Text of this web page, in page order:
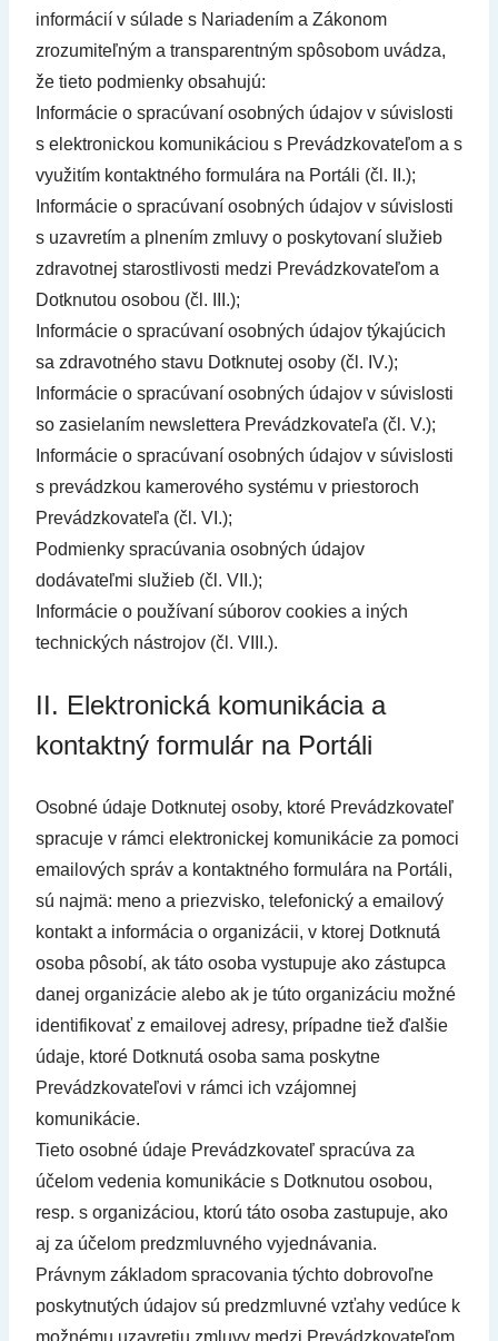
informácií v súlade s Nariadením a Zákonom
zrozumiteľným a transparentným spôsobom uvádza,
že tieto podmienky obsahujú:
Informácie o spracúvaní osobných údajov v súvislosti
s elektronickou komunikáciou s Prevádzkovateľom a s
využitím kontaktného formulára na Portáli (čl. II.);
Informácie o spracúvaní osobných údajov v súvislosti
s uzavretím a plnením zmluvy o poskytovaní služieb
zdravotnej starostlivosti medzi Prevádzkovateľom a
Dotknutou osobou (čl. III.);
Informácie o spracúvaní osobných údajov týkajúcich
sa zdravotného stavu Dotknutej osoby (čl. IV.);
Informácie o spracúvaní osobných údajov v súvislosti
so zasielaním newslettera Prevádzkovateľa (čl. V.);
Informácie o spracúvaní osobných údajov v súvislosti
s prevádzkou kamerového systému v priestoroch
Prevádzkovateľa (čl. VI.);
Podmienky spracúvania osobných údajov
dodávateľmi služieb (čl. VII.);
Informácie o používaní súborov cookies a iných
technických nástrojov (čl. VIII.).
II. Elektronická komunikácia a
kontaktný formulár na Portáli
Osobné údaje Dotknutej osoby, ktoré Prevádzkovateľ
spracuje v rámci elektronickej komunikácie za pomoci
emailových správ a kontaktného formulára na Portáli,
sú najmä: meno a priezvisko, telefonický a emailový
kontakt a informácia o organizácii, v ktorej Dotknutá
osoba pôsobí, ak táto osoba vystupuje ako zástupca
danej organizácie alebo ak je túto organizáciu možné
identifikovať z emailovej adresy, prípadne tiež ďalšie
údaje, ktoré Dotknutá osoba sama poskytne
Prevádzkovateľovi v rámci ich vzájomnej
komunikácie.
Tieto osobné údaje Prevádzkovateľ spracúva za
účelom vedenia komunikácie s Dotknutou osobou,
resp. s organizáciou, ktorú táto osoba zastupuje, ako
aj za účelom predzmluvného vyjednávania.
Právnym základom spracovania týchto dobrovoľne
poskytnutých údajov sú predzmluvné vzťahy vedúce k